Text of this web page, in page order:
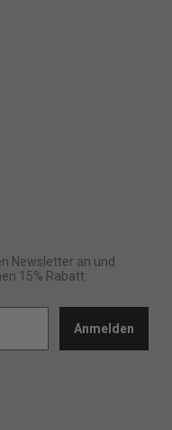
Newsletter an und
15% Rabatt
Anmelden